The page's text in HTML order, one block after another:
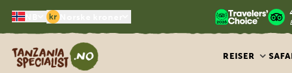
kr
Tanzania Specialist
REISER